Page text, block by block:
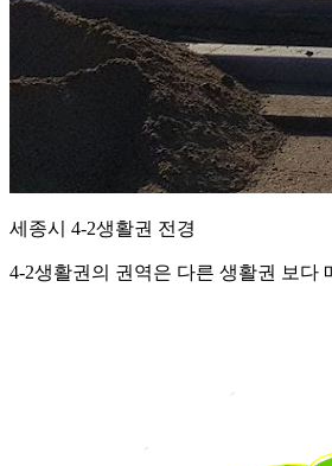
세종시 4-2생활권 전경
4-2생활권의 권역은 다른 생활권 보다